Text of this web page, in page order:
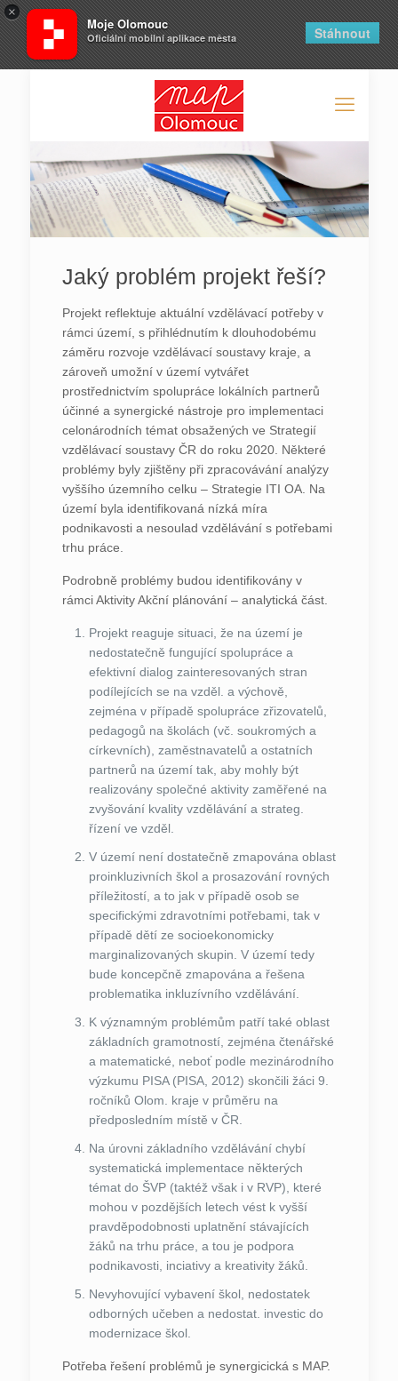
×
Moje Olomouc
Oficiální mobilní aplikace města Stáhnout
Jaký problém projekt řeší?
Projekt reflektuje aktuální vzdělávací potřeby v
rámci území, s přihlédnutím k dlouhodobému
záměru rozvoje vzdělávací soustavy kraje, a
zároveň umožní v území vytvářet
prostřednictvím spolupráce lokálních partnerů
účinné a synergické nástroje pro implementaci
celonárodních témat obsažených ve Strategií
vzdělávací soustavy ČR do roku 2020. Některé
problémy byly zjištěny při zpracovávání analýzy
vyššího územního celku – Strategie ITI OA. Na
území byla identifikovaná nízká míra
podnikavosti a nesoulad vzdělávání s potřebami
trhu práce.
Podrobně problémy budou identifikovány v
rámci Aktivity Akční plánování – analytická část.
Projekt reaguje situaci, že na území je
nedostatečně fungující spolupráce a
efektivní dialog zainteresovaných stran
podílejících se na vzděl. a výchově,
zejména v případě spolupráce zřizovatelů,
pedagogů na školách (vč. soukromých a
církevních), zaměstnavatelů a ostatních
partnerů na území tak, aby mohly být
realizovány společné aktivity zaměřené na
zvyšování kvality vzdělávání a strateg.
řízení ve vzděl.
V území není dostatečně zmapována oblast
proinkluzivních škol a prosazování rovných
příležitostí, a to jak v případě osob se
specifickými zdravotními potřebami, tak v
případě dětí ze socioekonomicky
marginalizovaných skupin. V území tedy
bude koncepčně zmapována a řešena
problematika inkluzívního vzdělávání.
K významným problémům patří také oblast
základních gramotností, zejména čtenářské
a matematické, neboť podle mezinárodního
výzkumu PISA (PISA, 2012) skončili žáci 9.
ročníků Olom. kraje v průměru na
předposledním místě v ČR.
Na úrovni základního vzdělávání chybí
systematická implementace některých
témat do ŠVP (taktéž však i v RVP), které
mohou v pozdějších letech vést k vyšší
pravděpodobnosti uplatnění stávajících
žáků na trhu práce, a tou je podpora
podnikavosti, inciativy a kreativity žáků.
Nevyhovující vybavení škol, nedostatek
odborných učeben a nedostat. investic do
modernizace škol.
Potřeba řešení problémů je synergicická s MAP.